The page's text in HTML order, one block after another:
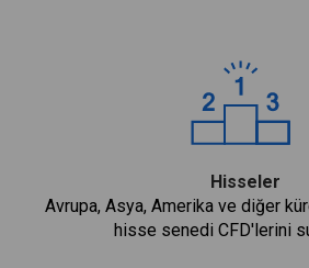
Hisseler
Avrupa, Asya, Amerika ve diğer
hisse senedi CFD'lerini